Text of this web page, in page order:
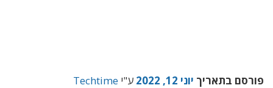
פורסם בתאריך יוני 12, 2022 ע"י Techtime